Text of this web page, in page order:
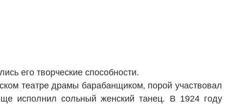
его творческие способности.
театре драмы барабанщиком, порой участвовал
исполнил сольный женский танец. В 1924 году